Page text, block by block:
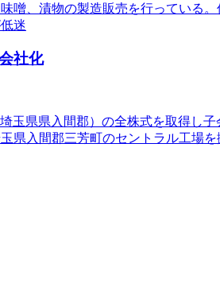
噌、漬物の製造販売を行っている
迷
社化
玉県県入間郡）の全株式を取得し
県入間郡三芳町のセントラル工場